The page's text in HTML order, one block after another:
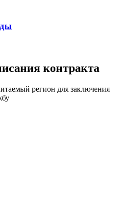
контракта
регион для заключения